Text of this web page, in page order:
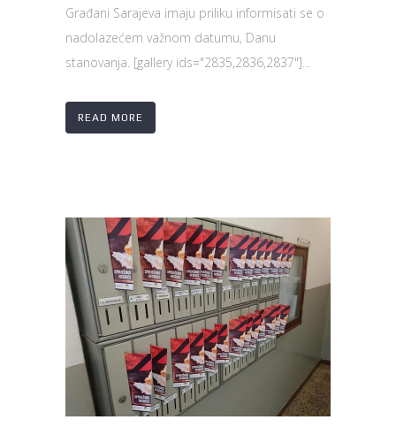
Građani Sarajeva imaju priliku informisati se o
nadolazećem važnom datumu, Danu
stanovanja. [gallery ids="2835,2836,2837"]...
READ MORE